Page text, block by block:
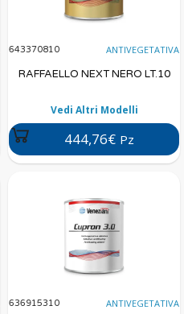
643370810 ANTIVEGETATIVA
RAFFAELLO NEXT NERO LT.10
Vedi Altri Modelli
444,76€ Pz
636915310 ANTIVEGETATIVA